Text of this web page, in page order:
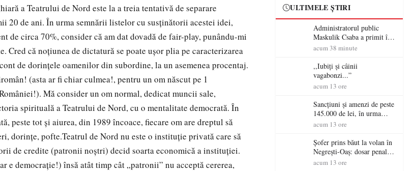
a Teatrului de Nord este la a treia tentativă de separare
20 de ani. În urma semnării listelor cu susţinătorii acestei idei,
de circa 70%, consider că am dat dovadă de fair-play, punându-mi
Cred că noţiunea de dictatură se poate uşor plia pe caracterizarea
de dorinţele oamenilor din subordine, la un asemenea procentaj.
(asta ar fi chiar culmea!, pentru un om născut pe 1
Mă consider un om normal, dedicat muncii sale,
spirituală a Teatrului de Nord, cu o mentalitate democrată. În
peste tot şi aiurea, din 1989 încoace, fiecare om are dreptul să
dorinţe, pofte.Teatrul de Nord nu este o instituţie privată care să
de credite (patronii noştri) decid soarta economică a instituţiei.
e democraţie!) însă atât timp cât „patronii” nu acceptă cererea,
ULTIMELE ȘTIRI
Administratorul public
Maskulik Csaba a primit în
audiență cetățenii din Satu
acum 38 minute
,,Iubiți și câinii
vagabonzi...”
acum 13 ore
Sancțiuni și amenzi de peste
145.000 de lei, în urma
acțiunilor polițiștilor
acum 13 ore
Șofer prins băut la volan în
Negrești-Oaș: dosar penal
după un control al
acum 13 ore